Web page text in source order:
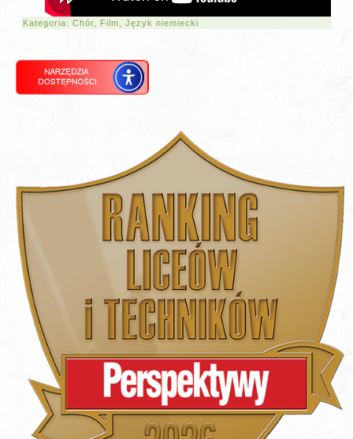
Kategoria:Chór Film ,Język niemiecki